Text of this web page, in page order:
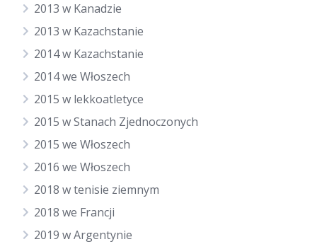
2013 w Kanadzie
2013 w Kazachstanie
2014 w Kazachstanie
2014 we Włoszech
2015 w lekkoatletyce
2015 w Stanach Zjednoczonych
2015 we Włoszech
2016 we Włoszech
2018 w tenisie ziemnym
2018 we Francji
2019 w Argentynie